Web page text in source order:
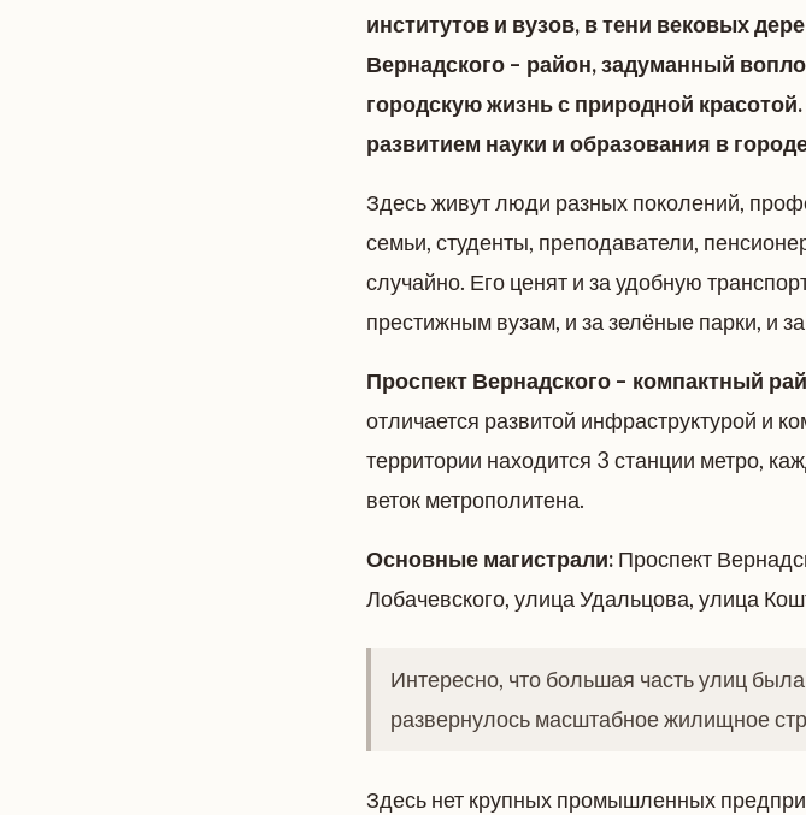
институтов и вузов, в тени вековых
Вернадского – район, задуманный
городскую жизнь с природной
развитием науки и образования в
Здесь живут люди разных поколений,
семьи, студенты, преподаватели,
случайно. Его ценят и за удобную
престижным вузам, и за зелёные парки, и
Проспект Вернадского – компактный
отличается развитой инфраструктурой и
территории находится 3 станции метро,
веток метрополитена.
Основные магистрали: Проспект
Лобачевского, улица Удальцова, улица
Интересно, что большая часть улиц
развернулось масштабное жилищное
Здесь нет крупных промышленных